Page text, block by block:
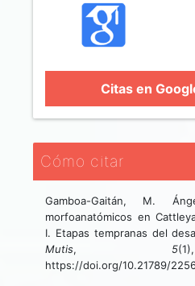
Citas en
Cómo citar
Gamboa-Gaitán, M.
morfoanatómicos en
I. Etapas tempranas del
Mutis, 5
https://doi.org/10.21789/